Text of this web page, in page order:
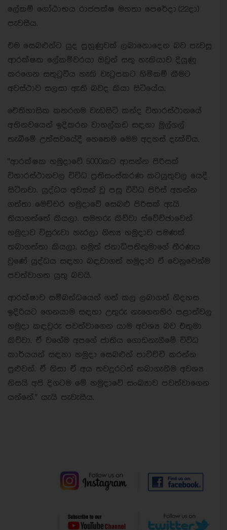
ලේකම් ගෝඨාභය රාජපක්ෂ මහතා පෙරේදා (22දා)
පැවසීය.
එම සෙබළුන්ට යුද පුහුණුවක් ලබානොදෙන බව පැවසූ
ආරක්ෂක ලේකම්වරයා ඔවුන් සතු හැකියාව දියුණු
කරගෙන සතුටුවිය හැකි වැටුපකට හිමිකම් කීමට
අවස්ථාව සලසා ඇති බවද කියා සිටියේය.
ඓතිහාසික කතරගම වැඩසිටි කන්ද විහාරස්ථානයේ
අභිනවයෙන් ඉදිකරන වාහල්කඩ සඳහා මුල්ගල්
තැබීමේ උත්සවයේදී හෙතෙම මෙම අදහස් දැක්වීය.
"ආරක්ෂක හමුදාවේ 5000කට ආසන්න පිරිසක්
විහාරස්ථානවල විවිධ ප්‍රතිසංස්කරණ කටයුතුවල යෙදී
සිටිනවා. යුද්ධය අවසන් වූ පසු විවිධ පිරිස් අහන්න
ගත්තා මෙච්චර හමුදාවේ සෙබළු පිරිසක් ඇයි
තියාගත්තේ කියලා. සමහරු කිව්වා ස්වේච්ඡාවෙන්
හමුදාව විසුරුවා හැරලා නිත්‍ය හමුදාව පමණක්
තබාගත්තා කියලා. නමුත් ජනාධිපතිතුමාගේ තීරණය
වුණේ යුද්ධය සඳහා බඳවාගත් හමුදාව ඒ වෙනුවෙන්ම
පවත්වාගත යුතු බවයි.
ආරක්ෂාව සම්බන්ධයෙන් ගත් කල ලබාගත් නිදහස
ඉදිරියට ගෙනයාම සඳහා උතුරු නැගෙනහිර පළාත්වල
හමුදා කඳවුරු පවත්වාගෙන යාම අවශ්‍ය බව එතුමා
කිව්වා. ඒ වගේම අපගේ ජාතිය ගොඩනැගීමේ විවිධ
කාර්යයන් සඳහා හමුදා සෙබළුන් පාවිච්චි කරන්න
පුළුවන්. ඒ නිසා ඒ අය තවදුරටත් තබාගැනීම අවශ්‍ය
නිසයි අපි දිගටම මේ හමුදාවේ සංඛ්‍යාව පවත්වාගෙන
යන්නේ." යැයි පැවැසීය.